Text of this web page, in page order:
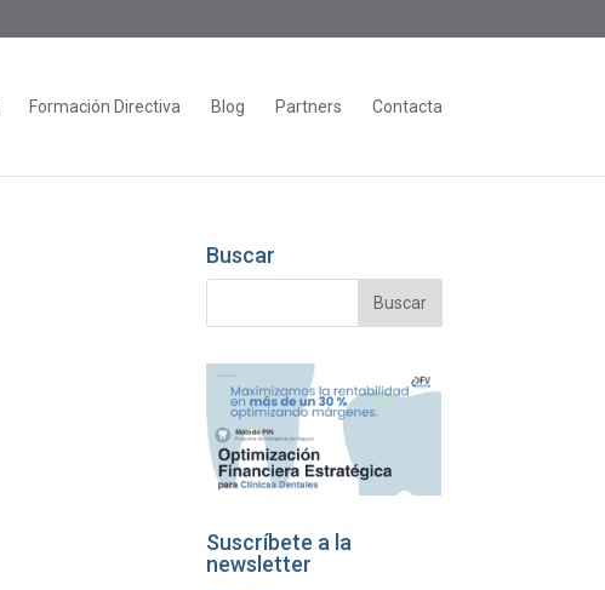
Formación Directiva Blog Partners Contacta
Buscar
Suscríbete a la
newsletter